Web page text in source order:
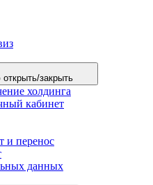
закрыть
холдинга
кабинет
и перенос
данных